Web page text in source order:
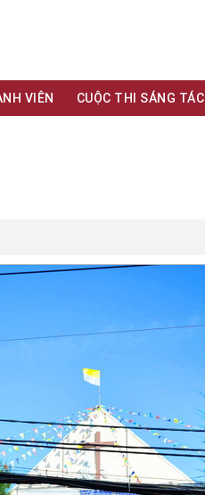
VIÊN CUỘC THI SÁNG TÁC